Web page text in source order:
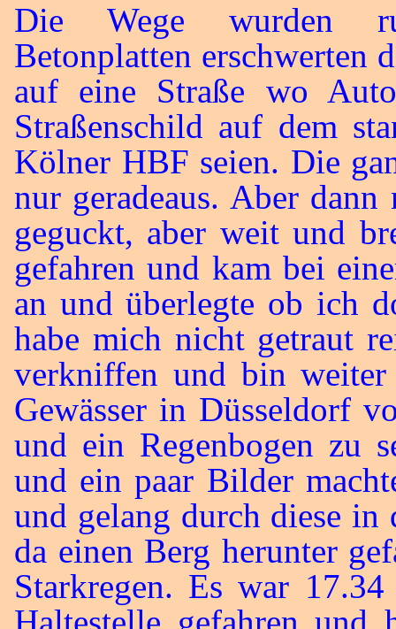
Die Wege wurden
Betonplatten erschwerten
auf eine Straße wo
Straßenschild auf dem
Kölner HBF seien. Die
nur geradeaus. Aber
geguckt, aber weit und
gefahren und kam bei
an und überlegte ob ich
habe mich nicht getraut
verkniffen und bin
Gewässer in Düsseldorf
und ein Regenbogen zu
und ein paar Bilder
und gelang durch diese
da einen Berg herunter
Starkregen. Es war